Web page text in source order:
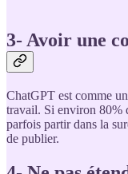
3- Avoir une
ChatGPT est comme
travail. Si environ 80%
parfois partir dans la
de publier.